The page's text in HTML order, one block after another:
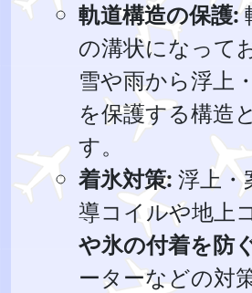
軌道構造の保護:
の溝状になって
雪や雨から浮上
を保護する構造
す。
着氷対策: 浮上・
導コイルや地上
や氷の付着を防
ーターなどの対